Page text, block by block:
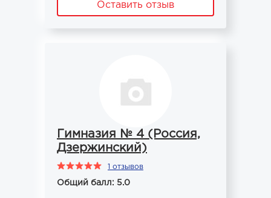
Оставить отзыв
Гимназия № 4 (Россия,
Дзержинский)
1 отзывов
Общий балл: 5.0